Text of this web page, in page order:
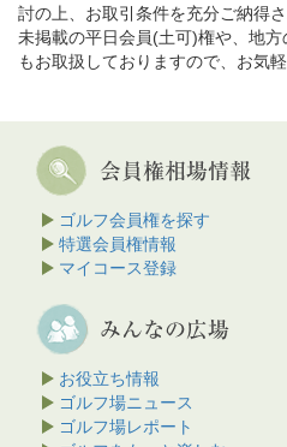
討の上、お取引条件を充分ご納得
未掲載の平日会員(土可)権や、地
もお取扱しておりますので、お気
ゴルフ会員権を探す
特選会員権情報
マイコース登録
お役立ち情報
ゴルフ場ニュース
ゴルフ場レポート